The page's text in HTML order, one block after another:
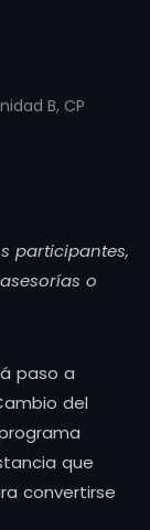
B, CP
participantes,
o
paso a
del
que
convertirse